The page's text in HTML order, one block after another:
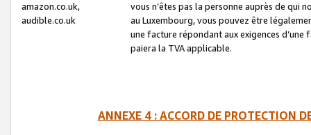
amazon.co.uk,
audible.co.uk
vous n’êtes pas la personne auprès de qui
au Luxembourg, vous pouvez être
une facture répondant aux exigences
paiera la TVA applicable.
ANNEXE 4 : ACCORD DE PROTECTION